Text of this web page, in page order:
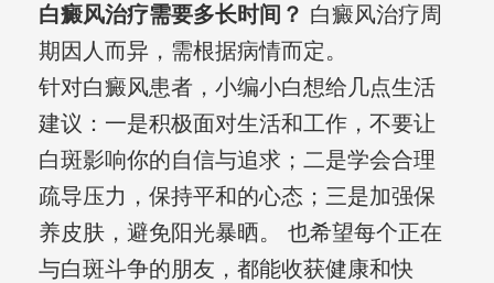
白癜风治疗需要多长时间？ 白癜风治疗周
期因人而异，需根据病情而定。
针对白癜风患者，小编小白想给几点生活
建议：一是积极面对生活和工作，不要让
白斑影响你的自信与追求；二是学会合理
疏导压力，保持平和的心态；三是加强保
养皮肤，避免阳光暴晒。 也希望每个正在
与白斑斗争的朋友，都能收获健康和快